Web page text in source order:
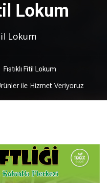
Lokum
Lokum
Fıstıklı Fitil Lokum
ile Hizmet Veriyoruz